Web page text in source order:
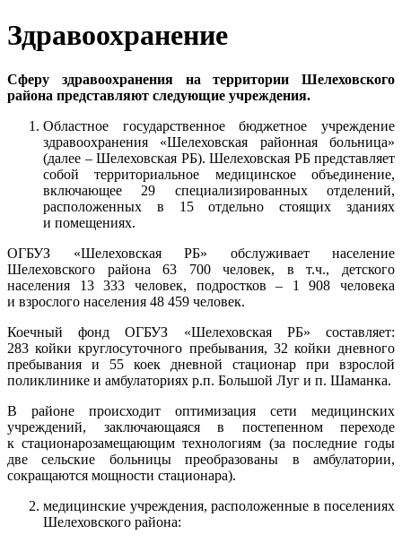
Здравоохранение
Сферу здравоохранения на территории Шелеховского
района представляют следующие учреждения.
Областное государственное бюджетное учреждение
здравоохранения «Шелеховская районная больница»
(далее – Шелеховская РБ). Шелеховская РБ представляет
собой территориальное медицинское объединение,
включающее 29 специализированных отделений,
расположенных в 15 отдельно стоящих зданиях
и помещениях.
ОГБУЗ «Шелеховская РБ» обслуживает население
Шелеховского района 63 700 человек, в т.ч., детского
населения 13 333 человек, подростков – 1 908 человека
и взрослого населения 48 459 человек.
Коечный фонд ОГБУЗ «Шелеховская РБ» составляет:
283 койки круглосуточного пребывания, 32 койки дневного
пребывания и 55 коек дневной стационар при взрослой
поликлинике и амбулаториях р.п. Большой Луг и п. Шаманка.
В районе происходит оптимизация сети медицинских
учреждений, заключающаяся в постепенном переходе
к стационарозамещающим технологиям (за последние годы
две сельские больницы преобразованы в амбулатории,
сокращаются мощности стационара).
медицинские учреждения, расположенные в поселениях
Шелеховского района: